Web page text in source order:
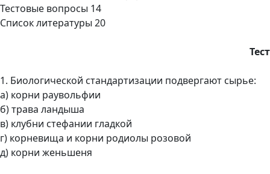
Тестовые вопросы 14
Список литературы 20
1. Биологической стандартизации подвергают сырье:
а) корни раувольфии
б) трава ландыша
в) клубни стефании гладкой
г) корневища и корни родиолы розовой
д) корни женьшеня